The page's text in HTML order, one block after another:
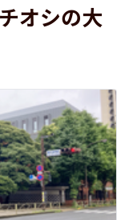
オシの大